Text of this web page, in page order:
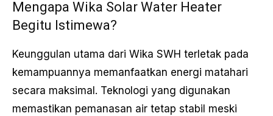
Mengapa Wika Solar Water Heater
Begitu Istimewa?
Keunggulan utama dari Wika SWH terletak pada
kemampuannya memanfaatkan energi matahari
secara maksimal. Teknologi yang digunakan
memastikan pemanasan air tetap stabil meski